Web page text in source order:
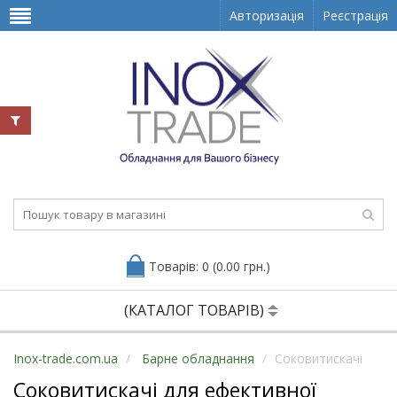
Авторизація Реєстрація
Товарів: 0 (0.00 грн.)
(КАТАЛОГ ТОВАРІВ)
Inox-trade.com.ua Барне обладнання Соковитискачі
Соковитискачі для ефективної